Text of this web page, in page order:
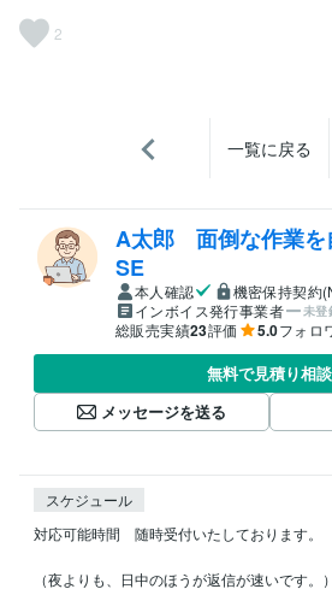
2
一覧に戻る
A太郎 面倒な作業を
SE
本人確認 機密保持契約
インボイス発行事業者 未登
総販売実績23評価 5.0フォロ
無料で見積り相談
メッセージを送る
スケジュール
対応可能時間　随時受付いたしております。
（夜よりも、日中のほうが返信が速いです。）